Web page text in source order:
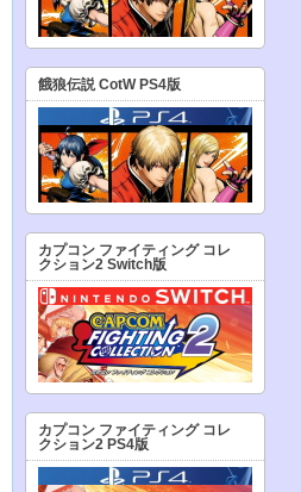
餓狼伝説 CotW PS4版
カプコン ファイティング コレ
クション2 Switch版
カプコン ファイティング コレ
クション2 PS4版